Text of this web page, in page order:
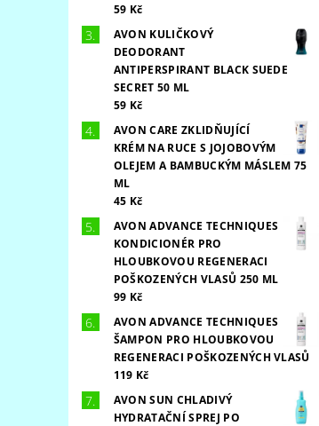
59 Kč
AVON KULIČKOVÝ
DEODORANT
ANTIPERSPIRANT BLACK SUEDE
SECRET 50 ML
59 Kč
AVON CARE ZKLIDŇUJÍCÍ
KRÉM NA RUCE S JOJOBOVÝM
OLEJEM A BAMBUCKÝM MÁSLEM 75
ML
45 Kč
AVON ADVANCE TECHNIQUES
KONDICIONÉR PRO
HLOUBKOVOU REGENERACI
POŠKOZENÝCH VLASŮ 250 ML
99 Kč
AVON ADVANCE TECHNIQUES
ŠAMPON PRO HLOUBKOVOU
REGENERACI POŠKOZENÝCH VLASŮ
119 Kč
AVON SUN CHLADIVÝ
HYDRATAČNÍ SPREJ PO